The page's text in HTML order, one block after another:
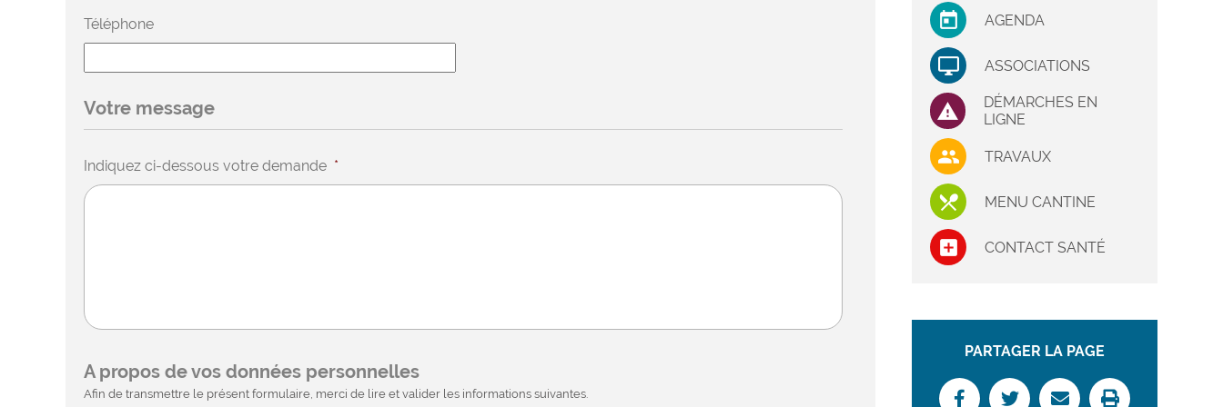
Téléphone
Votre message
Indiquez ci-dessous votre demande *
A propos de vos données personnelles
Afin de transmettre le présent formulaire, merci de lire et valider les informations suivantes.
AGENDA
ASSOCIATIONS
DÉMARCHES EN
LIGNE
TRAVAUX
MENU CANTINE
CONTACT SANTÉ
PARTAGER LA PAGE